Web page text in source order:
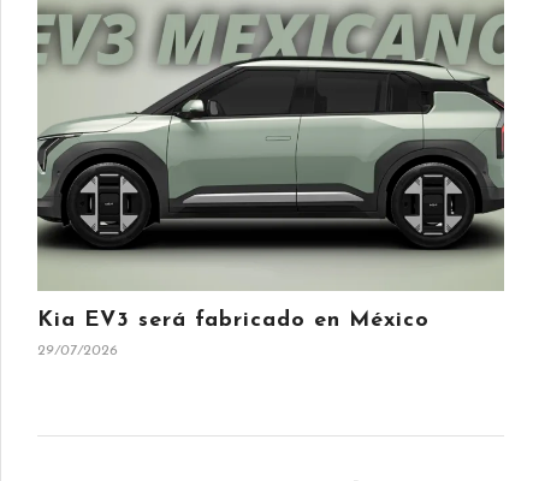
Kia EV3 será fabricado en México
29/07/2026